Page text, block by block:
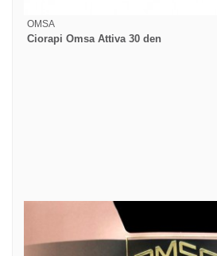
OMSA
Ciorapi Omsa Attiva 30 den